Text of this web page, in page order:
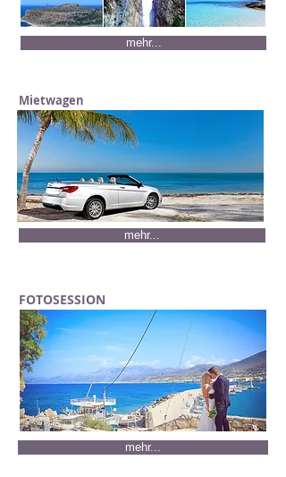
mehr...
Mietwagen
mehr...
FOTOSESSION
mehr...